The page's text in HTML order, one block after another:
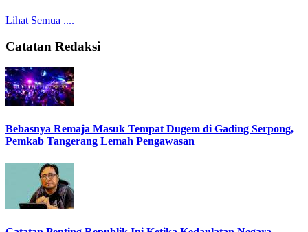
Lihat Semua ....
Catatan Redaksi
Bebasnya Remaja Masuk Tempat Dugem di Gading Serpong,
Pemkab Tangerang Lemah Pengawasan